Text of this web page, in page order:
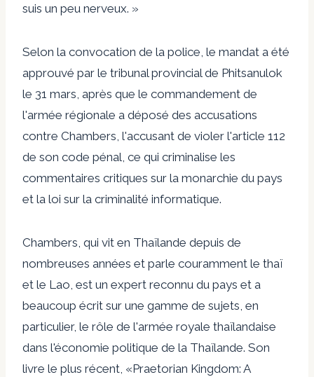
suis un peu nerveux. »
Selon la convocation de la police, le mandat a été
approuvé par le tribunal provincial de Phitsanulok
le 31 mars, après que le commandement de
l'armée régionale a déposé des accusations
contre Chambers, l'accusant de violer l'article 112
de son code pénal, ce qui criminalise les
commentaires critiques sur la monarchie du pays
et la loi sur la criminalité informatique.
Chambers, qui vit en Thaïlande depuis de
nombreuses années et parle couramment le thaï
et le Lao, est un expert reconnu du pays et a
beaucoup écrit sur une gamme de sujets, en
particulier, le rôle de l'armée royale thaïlandaise
dans l'économie politique de la Thaïlande. Son
livre le plus récent, «Praetorian Kingdom: A